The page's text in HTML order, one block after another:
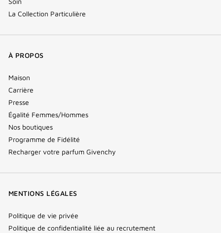
La Collection Particulière
À PROPOS
Maison
Carrière
Presse
Égalité Femmes/Hommes
Nos boutiques
Programme de Fidélité
Recharger votre parfum Givenchy
MENTIONS LÉGALES
Politique de vie privée
Politique de confidentialité liée au recrutement